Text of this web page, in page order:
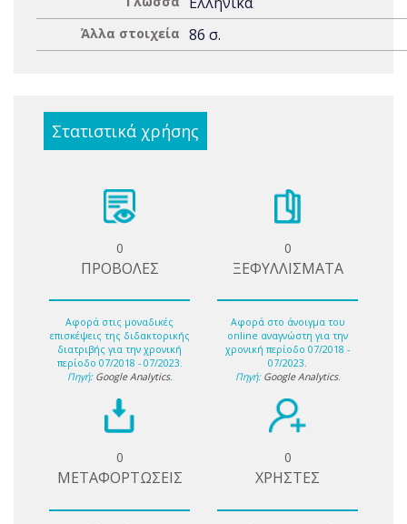
Άλλα στοιχεία 86 σ.
Στατιστικά χρήσης
0
ΠΡΟΒΟΛΕΣ
Αφορά στις μοναδικές
επισκέψεις της διδακτορικής
διατριβής για την χρονική
περίοδο 07/2018 - 07/2023.
Πηγή: Google Analytics.
0
ΞΕΦΥΛΛΙΣΜΑΤΑ
Αφορά στο άνοιγμα του
online αναγνώστη για την
χρονική περίοδο 07/2018 -
07/2023.
Πηγή: Google Analytics.
0
ΜΕΤΑΦΟΡΤΩΣΕΙΣ
0
ΧΡΗΣΤΕΣ